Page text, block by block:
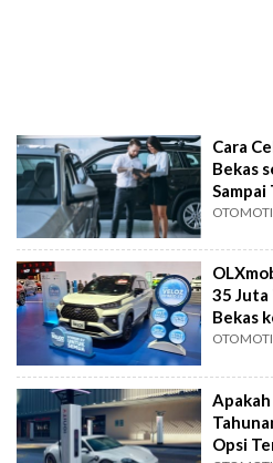
Cara
Bekas
35 Juta
Bekas
Opsi